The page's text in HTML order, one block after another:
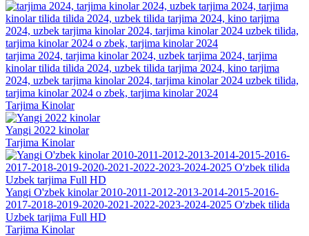
tarjima 2024, tarjima kinolar 2024, uzbek tarjima 2024, tarjima
kinolar tilida tilida 2024, uzbek tilida tarjima 2024, kino tarjima
2024, uzbek tarjima kinolar 2024, tarjima kinolar 2024 uzbek tilida,
tarjima kinolar 2024 o zbek, tarjima kinolar 2024
Tarjima Kinolar
Yangi 2022 kinolar
Tarjima Kinolar
Yangi O'zbek kinolar 2010-2011-2012-2013-2014-2015-2016-
2017-2018-2019-2020-2021-2022-2023-2024-2025 O'zbek tilida
Uzbek tarjima Full HD
Tarjima Kinolar